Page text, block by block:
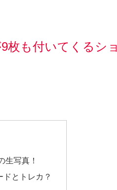
枚も付いてくるシ
生写真！
とトレカ？